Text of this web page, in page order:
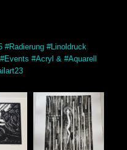
#Radierung #Linoldruck
#Acryl & #Aquarell